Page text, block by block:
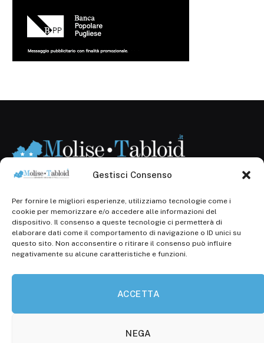
Gestisci Consenso
Per fornire le migliori esperienze, utilizziamo tecnologie come i
cookie per memorizzare e/o accedere alle informazioni del
dispositivo. Il consenso a queste tecnologie ci permetterà di
elaborare dati come il comportamento di navigazione o ID unici su
questo sito. Non acconsentire o ritirare il consenso può influire
negativamente su alcune caratteristiche e funzioni.
ACCETTA
NEGA
Registr. presso il Tribunale di Campobasso: 3/2013 del
14.11.2013, Cron. 1254
Roc: iscrizione n° 25549 (Prot. 1138/com/15 del
30.04.2015)
P.Iva: 01707150700